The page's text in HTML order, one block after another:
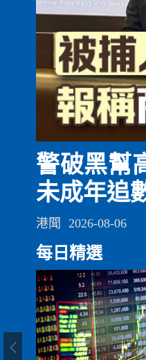
警破黑幫
未成年追
港聞 2026-08-06
每日精選